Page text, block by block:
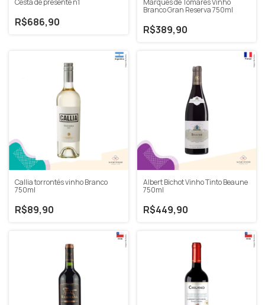
R$686,90
Branco Gran Reserva 750ml
R$389,90
Callia torrontés vinho Branco
750ml
R$89,90
Albert Bichot Vinho Tinto Beaune
750ml
R$449,90